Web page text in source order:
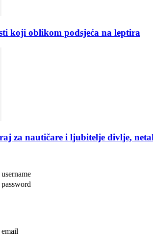
koji oblikom podsjeća na leptira
za nautičare i ljubitelje divlje,